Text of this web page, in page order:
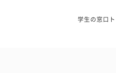
学生の窓口